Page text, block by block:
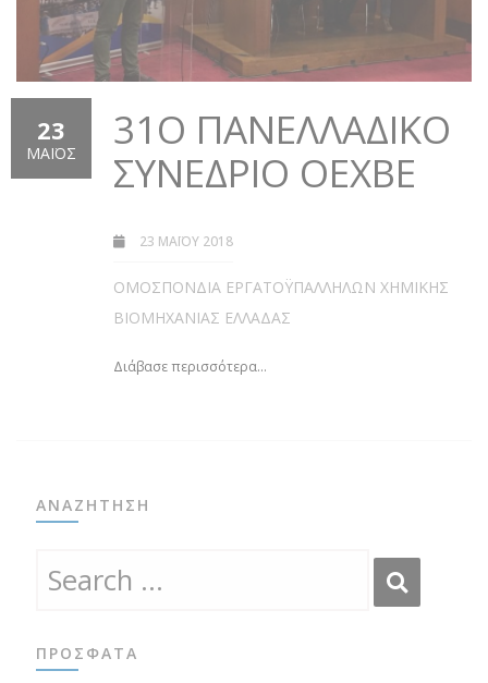
31O ΠΑΝΕΛΛΑΔΙΚΌ
ΣΥΝΈΔΡΙΟ ΟΕΧΒΕ
23 ΜΑΪ́ΟΥ 2018
ΟΜΟΣΠΟΝΔΙΑ ΕΡΓΑΤΟΫΠΑΛΛΗΛΩΝ ΧΗΜΙΚΗΣ
ΒΙΟΜΗΧΑΝΙΑΣ ΕΛΛΑΔΑΣ
Διάβασε περισσότερα...
23
ΜΆΙΟΣ
ΑΝΑΖΉΤΗΣΗ
ΠΡΌΣΦΑΤΑ